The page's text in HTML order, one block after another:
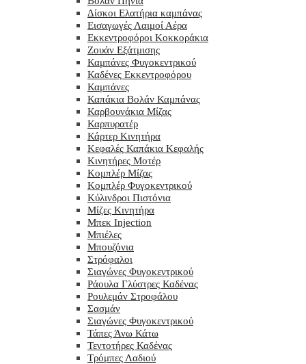
Δίσκοι Ελατήρια καμπάνας
Εισαγωγές Λαιμοί Αέρα
Εκκεντροφόροι Κοκκοράκια
Ζουάν Εξάτμισης
Καμπάνες Φυγοκεντρικού
Καδένες Εκκεντροφόρου
Καμπάνες
Καπάκια Βολάν Καμπάνας
Καρβουνάκια Μίζας
Καρπυρατέρ
Κάρτερ Κινητήρα
Κεφαλές Καπάκια Κεφαλής
Κινητήρες Μοτέρ
Κομπλέρ Μίζας
Κομπλέρ Φυγοκεντρικού
Κύλινδροι Πιστόνια
Μίζες Κινητήρα
Μπεκ Injection
Μπιέλες
Μπουζόνια
Στρόφαλοι
Σιαγώνες Φυγοκεντρικού
Ράουλα Γλύστρες Καδένας
Ρουλεμάν Στροφάλου
Σασμάν
Σιαγώνες Φυγοκεντρικού
Τάπες Άνω Κάτω
Τεντοτήρες Καδένας
Τρόμπες Λαδιού